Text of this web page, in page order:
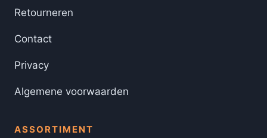
Retourneren
Contact
Privacy
Algemene voorwaarden
ASSORTIMENT